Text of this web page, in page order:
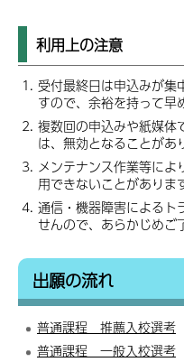
利用上の注意
受付最終日は申込みが集
すので、余裕を持って早
複数回の申込みや紙媒体
は、無効となることがあ
メンテナンス作業等によ
用できないことがありま
通信・機器障害によるト
せんので、あらかじめご
出願の流れ
普通課程 推薦入校選考
普通課程 一般入校選考